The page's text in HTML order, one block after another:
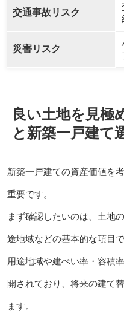
交通事故リスク
災害リスク
良い土地を見極
と新築一戸建て
新築一戸建ての資産価値を
重要です。
まず確認したいのは、土地
途地域などの基本的な項目で
用途地域や建ぺい率・容積
開されており、将来の建て
ます。